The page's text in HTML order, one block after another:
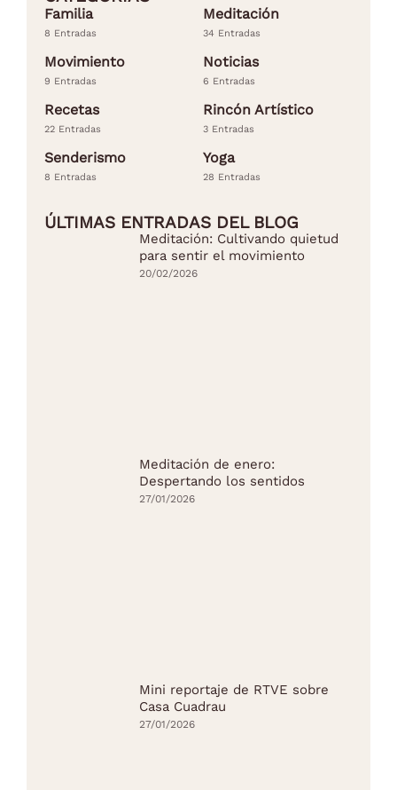
Familia
8 Entradas
Meditación
34 Entradas
Movimiento
9 Entradas
Noticias
6 Entradas
Recetas
22 Entradas
Rincón Artístico
3 Entradas
Senderismo
8 Entradas
Yoga
28 Entradas
ÚLTIMAS ENTRADAS DEL BLOG
Meditación: Cultivando quietud
para sentir el movimiento
20/02/2026
Meditación de enero:
Despertando los sentidos
27/01/2026
Mini reportaje de RTVE sobre
Casa Cuadrau
27/01/2026